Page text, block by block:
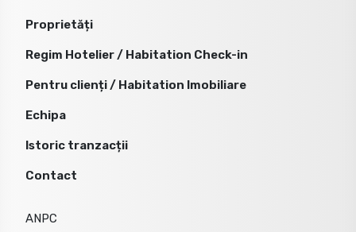
Proprietăți
Regim Hotelier / Habitation Check-in
Pentru clienți / Habitation Imobiliare
Echipa
Istoric tranzacții
Contact
ANPC